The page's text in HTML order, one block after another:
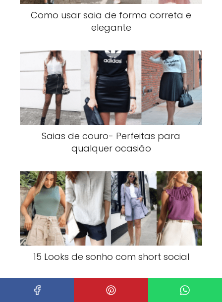
Como usar saia de forma correta e
elegante
Saias de couro- Perfeitas para
qualquer ocasião
15 Looks de sonho com short social